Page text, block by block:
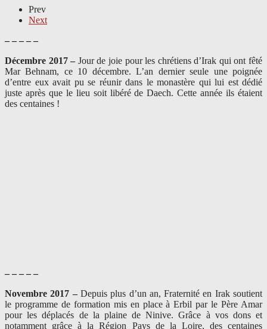
Prev
Next
– – – – –
Décembre 2017 – Jour de joie pour les chrétiens d’Irak qui ont fêté
Mar Behnam, ce 10 décembre. L’an dernier seule une poignée
d’entre eux avait pu se réunir dans le monastère qui lui est dédié
juste après que le lieu soit libéré de Daech. Cette année ils étaient
des centaines !
– – – – –
Novembre 2017 – Depuis plus d’un an, Fraternité en Irak soutient
le programme de formation mis en place à Erbil par le Père Amar
pour les déplacés de la plaine de Ninive. Grâce à vos dons et
notamment grâce à la Région Pays de la Loire, des centaines